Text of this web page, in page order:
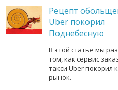
Рецепт
Uber покорил
Поднебесную
В этой статье мы
том, как сервис
такси Uber покорил
рынок.